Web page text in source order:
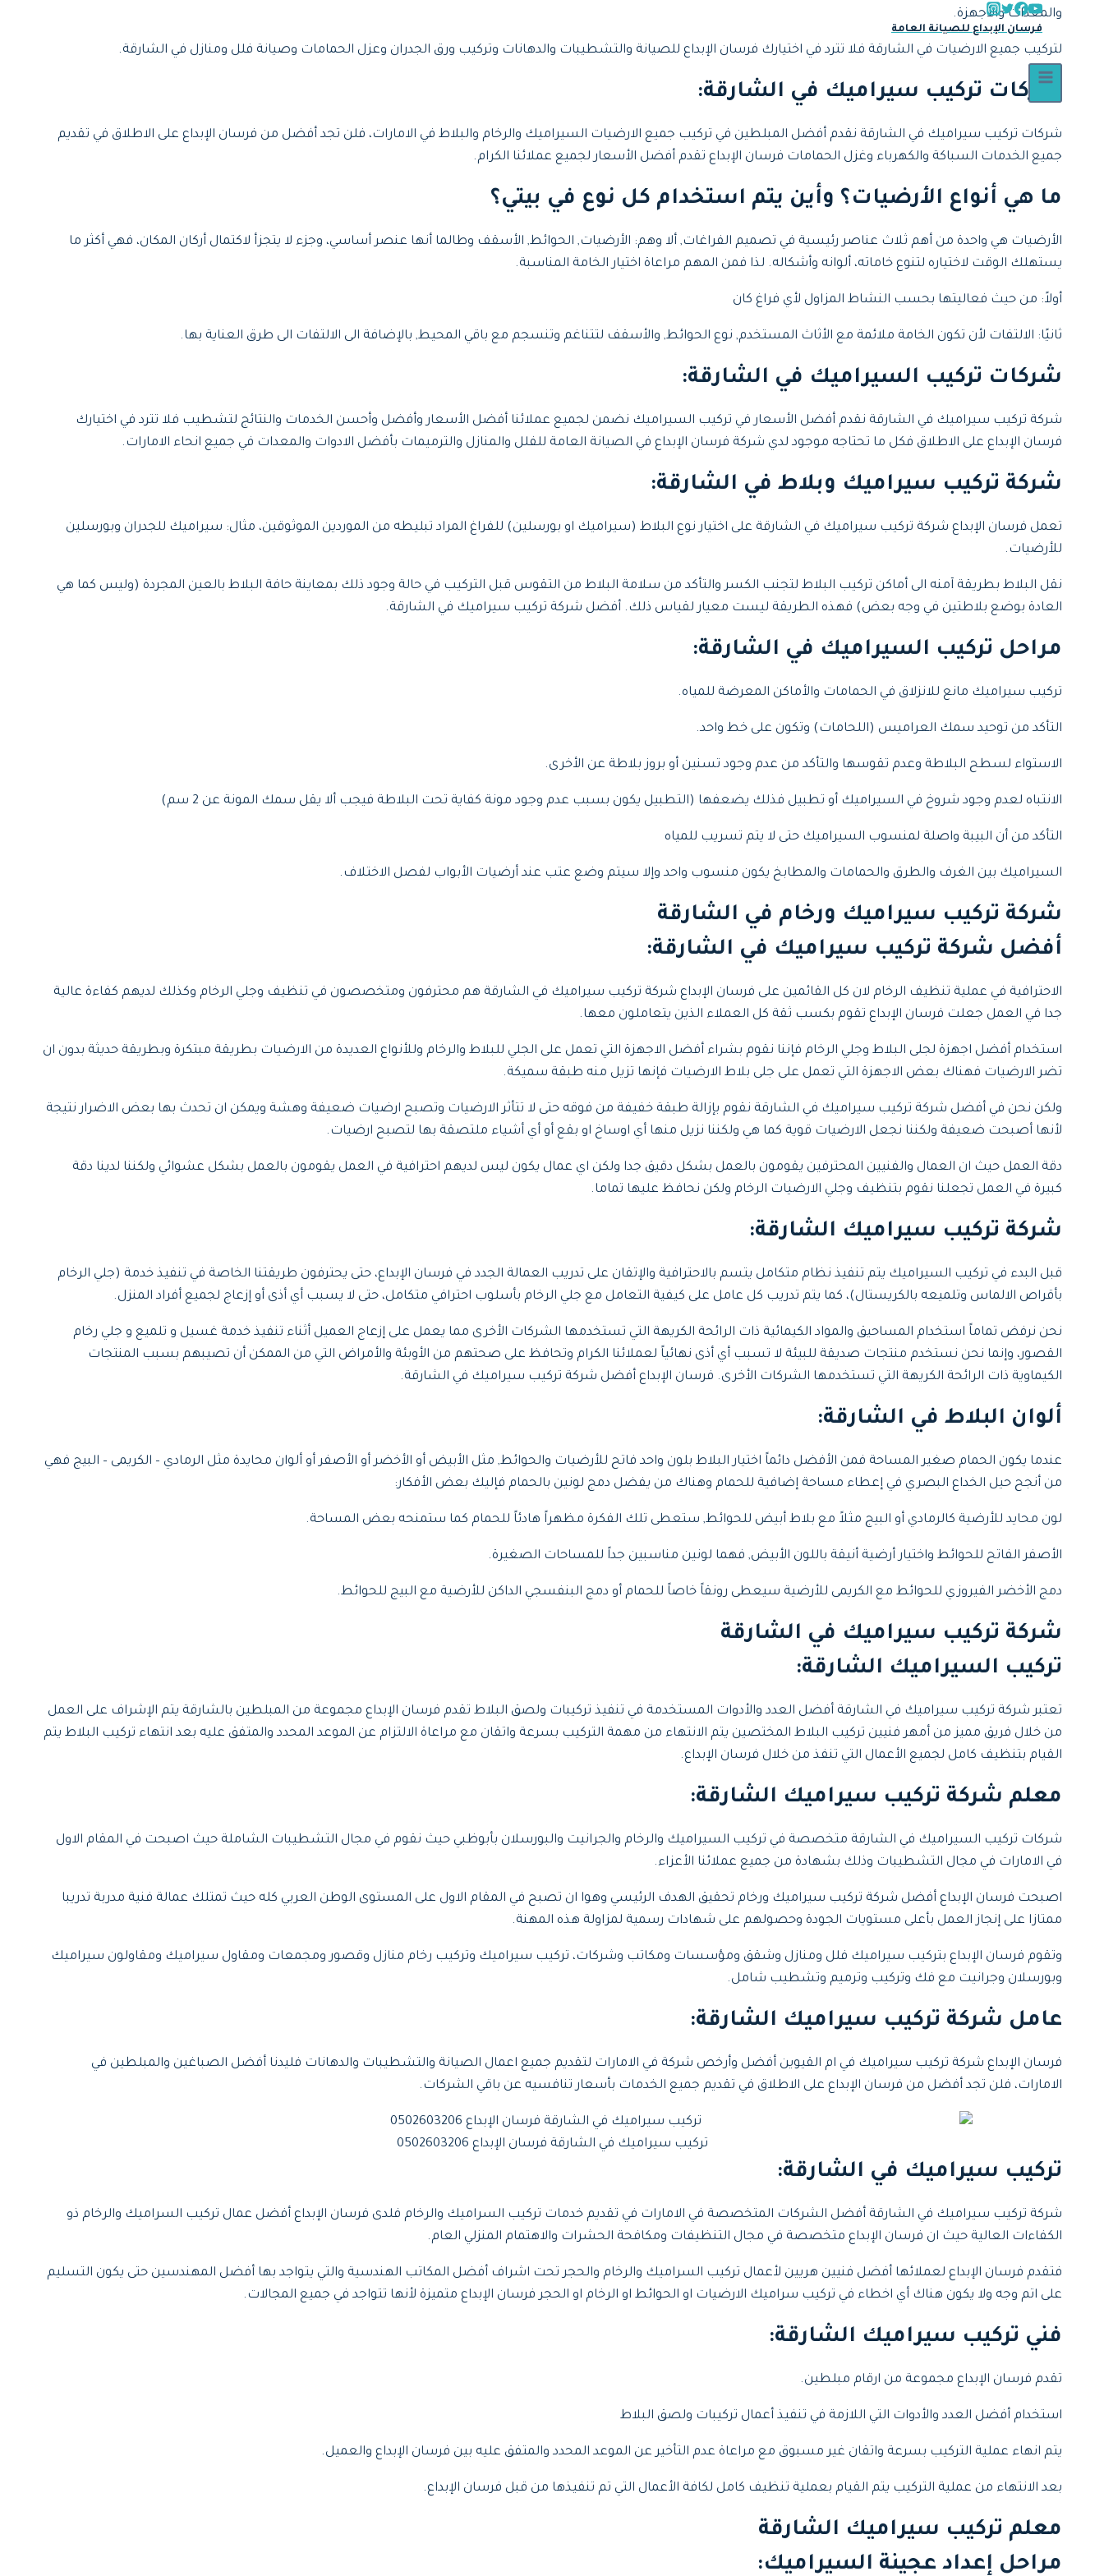
فرسان الإبداع للصيانة العامة
والمعدات والأجهزة.
لتركيب جميع الارضيات في الشارقة فلا تترد في اختيارك فرسان الإبداع للصيانة والتشطيبات والدهانات وتركيب ورق الجدران وعزل الحمامات وصيانة فلل ومنازل في الشارقة.
شركات تركيب سيراميك في الشارقة:
شركات تركيب سيراميك في الشارقة نقدم أفضل المبلطين في تركيب جميع الارضيات السيراميك والرخام والبلاط في الامارات، فلن تجد أفضل من فرسان الإبداع على الاطلاق في تقديم
جميع الخدمات السباكة والكهرباء وغزل الحمامات فرسان الإبداع تقدم أفضل الأسعار لجميع عملائنا الكرام.
ما هي أنواع الأرضيات؟ وأين يتم استخدام كل نوع في بيتي؟
الأرضيات هي واحدة من أهم ثلاث عناصر رئيسية في تصميم الفراغات, ألا وهم: الأرضيات, الحوائط, الأسقف وطالما أنها عنصر أساسي، وجزء لا يتجزأ لاكتمال أركان المكان، فهي أكثر ما
يستهلك الوقت لاختياره لتنوع خاماته، ألوانه وأشكاله. لذا فمن المهم مراعاة اختيار الخامة المناسبة.
أولاً: من حيث فعاليتها بحسب النشاط المزاول لأي فراغ كان
ثانيًا: الالتفات لأن تكون الخامة ملائمة مع الأثاث المستخدم, نوع الحوائط, والأسقف لتتناغم وتنسجم مع باقي المحيط, بالإضافة الى الالتفات الى طرق العناية بها.
شركات تركيب السيراميك في الشارقة:
شركة تركيب سيراميك في الشارقة نقدم أفضل الأسعار في تركيب السيراميك نضمن لجميع عملائنا أفضل الأسعار وأفضل وأحسن الخدمات والنتائج لتشطيب فلا تترد في اختيارك
فرسان الإبداع على الاطلاق فكل ما تحتاجه موجود لدي شركة فرسان الإبداع في الصيانة العامة للفلل والمنازل والترميمات بأفضل الادوات والمعدات في جميع انحاء الامارات.
شركة تركيب سيراميك وبلاط في الشارقة:
تعمل فرسان الإبداع شركة تركيب سيراميك في الشارقة على اختيار نوع البلاط (سيراميك او بورسلين) للفراغ المراد تبليطه من الموردين الموثوقين، مثال: سيراميك للجدران وبورسلين
للأرضيات.
نقل البلاط بطريقة آمنه الى أماكن تركيب البلاط لتجنب الكسر والتأكد من سلامة البلاط من التقوس قبل التركيب في حالة وجود ذلك بمعاينة حافة البلاط بالعين المجردة (وليس كما هي
العادة بوضع بلاطتين في وجه بعض) فهذه الطريقة ليست معيار لقياس ذلك. أفضل شركة تركيب سيراميك في الشارقة.
مراحل تركيب السيراميك في الشارقة:
تركيب سيراميك مانع للانزلاق في الحمامات والأماكن المعرضة للمياه.
التأكد من توحيد سمك العراميس (اللحامات) وتكون على خط واحد.
الاستواء لسطح البلاطة وعدم تقوسها والتأكد من عدم وجود تسنين أو بروز بلاطة عن الأخرى.
الانتباه لعدم وجود شروخ في السيراميك أو تطبيل فذلك يضعفها (التطبيل يكون بسبب عدم وجود مونة كفاية تحت البلاطة فيجب ألا يقل سمك المونة عن 2 سم)
التأكد من أن البيبة واصلة لمنسوب السيراميك حتى لا يتم تسريب للمياه
السيراميك بين الغرف والطرق والحمامات والمطابخ يكون منسوب واحد وإلا سيتم وضع عتب عند أرضيات الأبواب لفصل الاختلاف.
شركة تركيب سيراميك ورخام في الشارقة
أفضل شركة تركيب سيراميك في الشارقة:
الاحترافية في عملية تنظيف الرخام لان كل القائمين على فرسان الإبداع شركة تركيب سيراميك في الشارقة هم محترفون ومتخصصون في تنظيف وجلي الرخام وكذلك لديهم كفاءة عالية
جدا في العمل جعلت فرسان الإبداع تقوم بكسب ثقة كل العملاء الذين يتعاملون معها.
استخدام أفضل اجهزة لجلى البلاط وجلي الرخام فإننا نقوم بشراء أفضل الاجهزة التي تعمل على الجلي للبلاط والرخام وللأنواع العديدة من الارضيات بطريقة مبتكرة وبطريقة حديثة بدون ان
تضر الارضيات فهناك بعض الاجهزة التي تعمل على جلى بلاط الارضيات فإنها تزيل منه طبقة سميكة.
ولكن نحن في أفضل شركة تركيب سيراميك في الشارقة نقوم بإزالة طبقة خفيفة من فوقه حتى لا تتأثر الارضيات وتصبح ارضيات ضعيفة وهشة ويمكن ان تحدث بها بعض الاضرار نتيجة
لأنها أصبحت ضعيفة ولكننا نجعل الارضيات قوية كما هي ولكننا نزيل منها أي اوساخ او بقع أو أي أشياء ملتصقة بها لتصبح ارضيات.
دقة العمل حيث ان العمال والفنيين المحترفين يقومون بالعمل بشكل دقيق جدا ولكن اي عمال يكون ليس لديهم احترافية في العمل يقومون بالعمل بشكل عشوائي ولكننا لدينا دقة
كبيرة في العمل تجعلنا نقوم بتنظيف وجلي الارضيات الرخام ولكن نحافظ عليها تماما.
شركة تركيب سيراميك الشارقة:
قبل البدء في تركيب السيراميك يتم تنفيذ نظام متكامل يتسم بالاحترافية والإتقان على تدريب العمالة الجدد في فرسان الإبداع، حتى يحترفون طريقتنا الخاصة في تنفيذ خدمة (جلي الرخام
بأقراص الالماس وتلميعه بالكريستال)، كما يتم تدريب كل عامل على كيفية التعامل مع جلي الرخام بأسلوب احترافي متكامل، حتى لا يسبب أي أذى أو إزعاج لجميع أفراد المنزل.
نحن نرفض تماماً استخدام المساحيق والمواد الكيمائية ذات الرائحة الكريهة التي تستخدمها الشركات الأخرى مما يعمل على إزعاج العميل أثناء تنفيذ خدمة غسيل و تلميع و جلي رخام
القصور، وإنما نحن نستخدم منتجات صديقة للبيئة لا تسبب أي أذى نهائياً لعملائنا الكرام وتحافظ على صحتهم من الأوبئة والأمراض التي من الممكن أن تصيبهم بسبب المنتجات
الكيماوية ذات الرائحة الكريهة التي تستخدمها الشركات الأخرى. فرسان الإبداع أفضل شركة تركيب سيراميك في الشارقة.
ألوان البلاط في الشارقة:
عندما يكون الحمام صغير المساحة فمن الأفضل دائماً اختيار البلاط بلون واحد فاتح للأرضيات والحوائط, مثل الأبيض أو الأخضر أو الأصفر أو ألوان محايدة مثل الرمادي – الكريمى – البيج فهي
من أنجح حيل الخداع البصري في إعطاء مساحة إضافية للحمام وهناك من يفضل دمج لونين بالحمام فإليك بعض الأفكار:
لون محايد للأرضية كالرمادي أو البيج مثلاً مع بلاط أبيض للحوائط, ستعطى تلك الفكرة مظهراً هادئاً للحمام كما ستمنحه بعض المساحة.
الأصفر الفاتح للحوائط واختيار أرضية أنيقة باللون الأبيض, فهما لونين مناسبين جداً للمساحات الصغيرة.
دمج الأخضر الفيروزي للحوائط مع الكريمى للأرضية سيعطى رونقاً خاصاً للحمام أو دمج البنفسجي الداكن للأرضية مع البيج للحوائط.
شركة تركيب سيراميك في الشارقة
تركيب السيراميك الشارقة:
تعتبر شركة تركيب سيراميك في الشارقة أفضل العدد والأدوات المستخدمة في تنفيذ تركيبات ولصق البلاط تقدم فرسان الإبداع مجموعة من المبلطين بالشارقة يتم الإشراف على العمل
من خلال فريق مميز من أمهر فنيين تركيب البلاط المختصين يتم الانتهاء من مهمة التركيب بسرعة واتقان مع مراعاة الالتزام عن الموعد المحدد والمتفق عليه بعد انتهاء تركيب البلاط يتم
القيام بتنظيف كامل لجميع الأعمال التي تنفذ من خلال فرسان الإبداع.
معلم شركة تركيب سيراميك الشارقة:
شركات تركيب السيراميك في الشارقة متخصصة في تركيب السيراميك والرخام والجرانيت والبورسلان بأبوظبي حيث نقوم في مجال التشطيبات الشاملة حيث اصبحت في المقام الاول
في الامارات في مجال التشطيبات وذلك بشهادة من جميع عملائنا الأعزاء.
اصبحت فرسان الإبداع أفضل شركة تركيب سيراميك ورخام تحقيق الهدف الرئيسي وهوا ان تصبح في المقام الاول على المستوى الوطن العربي كله حيث تمتلك عمالة فنية مدربة تدريبا
ممتازا على إنجاز العمل بأعلى مستويات الجودة وحصولهم على شهادات رسمية لمزاولة هذه المهنة.
وتقوم فرسان الإبداع بتركيب سيراميك فلل ومنازل وشقق ومؤسسات ومكاتب وشركات، تركيب سيراميك وتركيب رخام منازل وقصور ومجمعات ومقاول سيراميك ومقاولون سيراميك
وبورسلان وجرانيت مع فك وتركيب وترميم وتشطيب شامل.
عامل شركة تركيب سيراميك الشارقة:
فرسان الإبداع شركة تركيب سيراميك في ام القيوين أفضل وأرخص شركة في الامارات لتقديم جميع اعمال الصيانة والتشطيبات والدهانات فليدنا أفضل الصباغين والمبلطين في
الامارات، فلن تجد أفضل من فرسان الإبداع على الاطلاق في تقديم جميع الخدمات بأسعار تنافسيه عن باقي الشركات.
تركيب سيراميك في الشارقة فرسان الإبداع 0502603206
تركيب سيراميك في الشارقة:
شركة تركيب سيراميك في الشارقة أفضل الشركات المتخصصة في الامارات في تقديم خدمات تركيب السراميك والرخام فلدى فرسان الإبداع أفضل عمال تركيب السراميك والرخام ذو
الكفاءات العالية حيث ان فرسان الإبداع متخصصة في مجال التنظيفات ومكافحة الحشرات والاهتمام المنزلي العام.
فتقدم فرسان الإبداع لعملائها أفضل فنيين هريين لأعمال تركيب السراميك والرخام والحجر تحت اشراف أفضل المكاتب الهندسية والتي يتواجد بها أفضل المهندسين حتى يكون التسليم
على اتم وجه ولا يكون هناك أي اخطاء في تركيب سراميك الارضيات او الحوائط او الرخام او الحجر فرسان الإبداع متميزة لأنها تتواجد في جميع المجالات.
فني تركيب سيراميك الشارقة:
تقدم فرسان الإبداع مجموعة من ارقام مبلطين.
استخدام أفضل العدد والأدوات التي اللازمة في تنفيذ أعمال تركيبات ولصق البلاط
يتم انهاء عملية التركيب بسرعة واتقان غير مسبوق مع مراعاة عدم التأخير عن الموعد المحدد والمتفق عليه بين فرسان الإبداع والعميل.
بعد الانتهاء من عملية التركيب يتم القيام بعملية تنظيف كامل لكافة الأعمال التي تم تنفيذها من قبل فرسان الإبداع.
معلم تركيب سيراميك الشارقة
مراحل إعداد عجينة السيراميك: